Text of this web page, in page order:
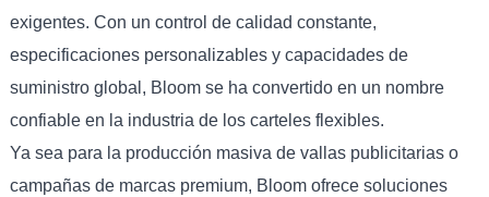
exigentes. Con un control de calidad constante,
especificaciones personalizables y capacidades de
suministro global, Bloom se ha convertido en un nombre
confiable en la industria de los carteles flexibles.
Ya sea para la producción masiva de vallas publicitarias o
campañas de marcas premium, Bloom ofrece soluciones